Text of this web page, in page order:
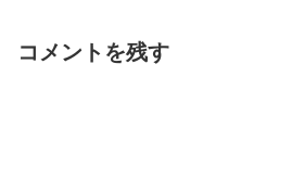
コメントを残す